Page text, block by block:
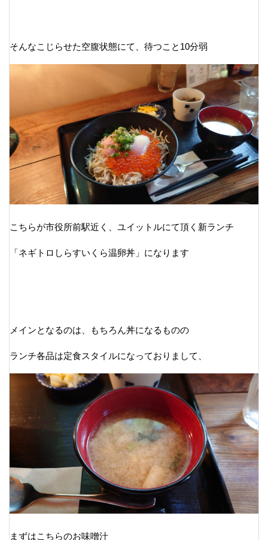
そんなこじらせた空腹状態にて、待つこと10分弱
こちらが市役所前駅近く、ユイットルにて頂く新ランチ
「ネギトロしらすいくら温卵丼」になります
メインとなるのは、もちろん丼になるものの
ランチ各品は定食スタイルになっておりまして、
まずはこちらのお味噌汁